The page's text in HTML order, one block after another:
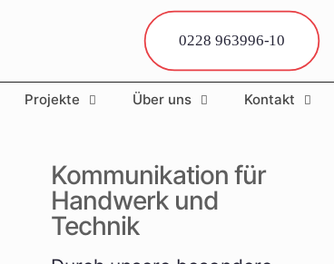
0228 963996-10
Pro­jek­te Über uns Kon­takt
Kommunikation für
Handwerk und
Technik